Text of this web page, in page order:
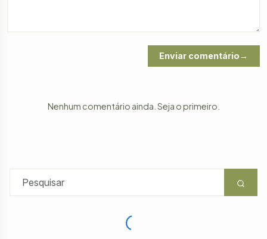
Enviar comentário
Nenhum comentário ainda. Seja o primeiro.